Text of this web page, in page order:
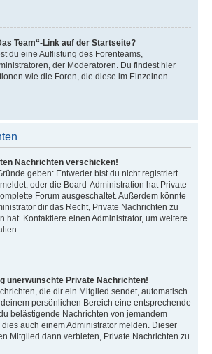
Team“-Link auf der Startseite?
du eine Auflistung des Forenteams,
der Moderatoren. Du findest hier
wie die Foren, die diese im Einzelnen
Nachrichten verschicken!
geben: Entweder bist du nicht registriert
oder die Board-Administration hat Private
Forum ausgeschaltet. Außerdem könnte
dir das Recht, Private Nachrichten zu
hat. Kontaktiere einen Administrator, um weitere
unerwünschte Private Nachrichten!
die dir ein Mitglied sendet, automatisch
persönlichen Bereich eine entsprechende
belästigende Nachrichten von jemandem
auch einem Administrator melden. Dieser
Mitglied dann verbieten, Private Nachrichten zu